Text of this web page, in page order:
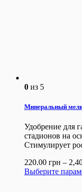
0 из 5
Минеральный
Удобрение для
стадионов на
Cтимулирует
220.00 грн –
Выберите